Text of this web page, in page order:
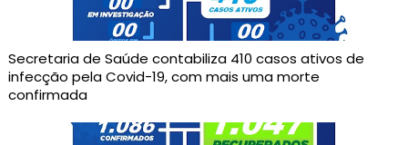
Secretaria de Saúde contabiliza 410 casos ativos de
infecção pela Covid-19, com mais uma morte
confirmada